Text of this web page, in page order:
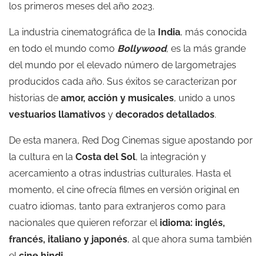
los primeros meses del año 2023.
La industria cinematográfica de la India, más conocida
en todo el mundo como Bollywood, es la más grande
del mundo por el elevado número de largometrajes
producidos cada año. Sus éxitos se caracterizan por
historias de amor, acción y musicales, unido a unos
vestuarios llamativos y decorados detallados.
De esta manera, Red Dog Cinemas sigue apostando por
la cultura en la Costa del Sol, la integración y
acercamiento a otras industrias culturales. Hasta el
momento, el cine ofrecía filmes en versión original en
cuatro idiomas, tanto para extranjeros como para
nacionales que quieren reforzar el idioma: inglés,
francés, italiano y japonés, al que ahora suma también